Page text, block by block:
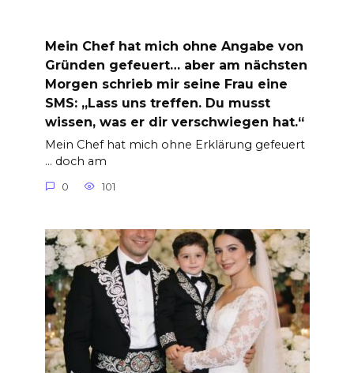
Mein Chef hat mich ohne Angabe von
Gründen gefeuert… aber am nächsten
Morgen schrieb mir seine Frau eine
SMS: „Lass uns treffen. Du musst
wissen, was er dir verschwiegen hat.“
Mein Chef hat mich ohne Erklärung gefeuert
… doch am
0 101